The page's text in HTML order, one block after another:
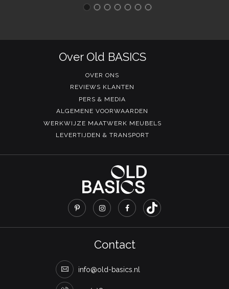
Over Old BASICS
OVER ONS
REVIEWS KLANTEN
PERS & MEDIA
ALGEMENE VOORWAARDEN
WERKWIJZE MAATWERK MEUBELS
LEVERTIJDEN & TRANSPORT
Contact
info@old-basics.nl